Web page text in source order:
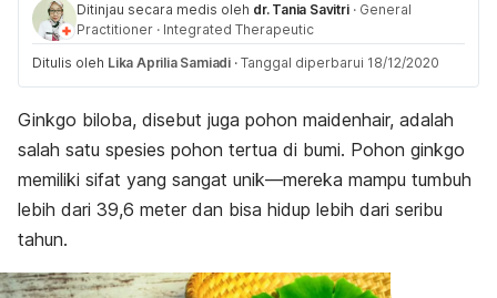
Ditinjau secara medis oleh dr. Tania Savitri · General
Practitioner · Integrated Therapeutic
Ditulis oleh Lika Aprilia Samiadi · Tanggal diperbarui 18/12/2020
Ginkgo biloba, disebut juga pohon maidenhair, adalah
salah satu spesies pohon tertua di bumi. Pohon ginkgo
memiliki sifat yang sangat unik—mereka mampu tumbuh
lebih dari 39,6 meter dan bisa hidup lebih dari seribu
tahun.